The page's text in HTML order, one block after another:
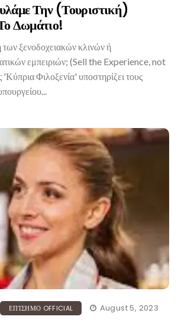
Την (τουριστική)
Δωμάτιο!
ξενοδοχειακών κλινών ή
εμπειριών; (Sell the Experience, not
Φιλοξενία' υποστηρίζει τους
ΕΠΊΣΗΜΟ OFFICIAL August 5, 2023